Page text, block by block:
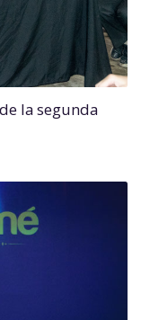
la segunda